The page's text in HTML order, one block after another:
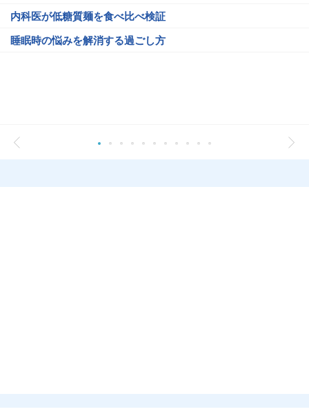
内科医が低糖質麺を食べ比べ検証
睡眠時の悩みを解消する過ごし方